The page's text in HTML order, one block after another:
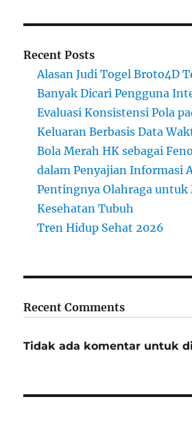
Recent Posts
Alasan Judi Togel Broto4D
Banyak Dicari Pengguna
Evaluasi Konsistensi Pola
Keluaran Berbasis Data
Bola Merah HK sebagai
dalam Penyajian Informasi
Pentingnya Olahraga untuk
Kesehatan Tubuh
Tren Hidup Sehat 2026
Recent Comments
Tidak ada komentar untuk